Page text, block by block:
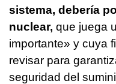
sistema, debería
nuclear, que juega
importante» y cuya
revisar para
seguridad del